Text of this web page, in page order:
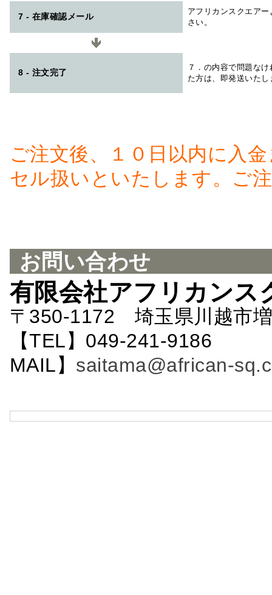
7 - 在庫確認メール
アフリカンスクエアー
さい。
8 - 注文完了
７．の内容で問題な
た方は、即発送いたし
ご注文後、１０日以内に入
セル扱いといたします。ご
お問い合わせ
有限会社アフリカンス
〒350-1172 埼玉県川越市
【TEL】049-241-
MAIL】 saitama@african-